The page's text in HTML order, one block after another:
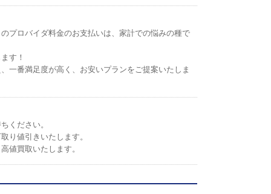
プロバイダ料金のお支払いは、家計での悩みの種で
す！
一番満足度が高く、お安いプランをご提案いたしま
ください。
り値引きいたします。
値買取いたします。